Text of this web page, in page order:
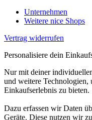
Unternehmen
Weitere nice Shops
Vertrag widerrufen
Personalisiere dein
Nur mit deiner
und weitere Technologien,
Einkaufserlebnis zu bieten.
Dazu erfassen wir Daten
Geräte. Diese nutzen wir